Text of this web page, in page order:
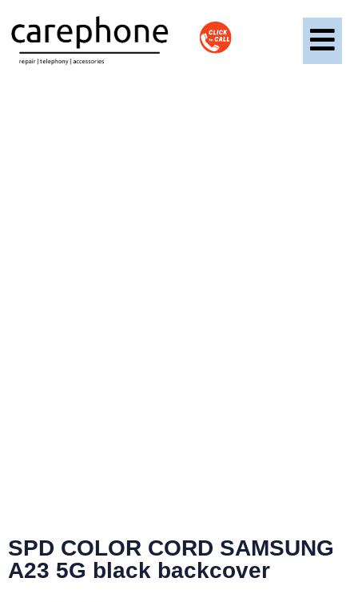
SPD COLOR CORD SAMSUNG
A23 5G black backcover